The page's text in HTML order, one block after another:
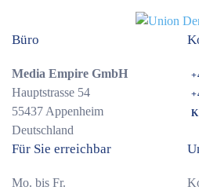
Büro
Media Empire GmbH
Hauptstrasse 54
55437 Appenheim
Deutschland
Für Sie erreichbar
Mo. bis Fr.